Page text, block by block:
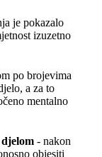
je pokazalo
izuzetno
po brojevima
a za to
mentalno
- nakon
objesiti